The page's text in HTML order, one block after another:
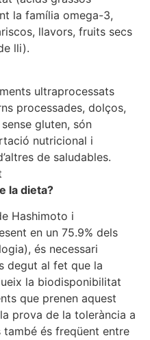
la família omega-3,
llavors, fruits secs
lli).
ultraprocessats
processades, dolços,
gluten, són
nutricional i
de saludables.
la dieta?
Hashimoto i
en un 75.9% dels
és necessari
degut al fet que la
la biodisponibilitat
que prenen aquest
prova de la tolerància a
també és freqüent entre